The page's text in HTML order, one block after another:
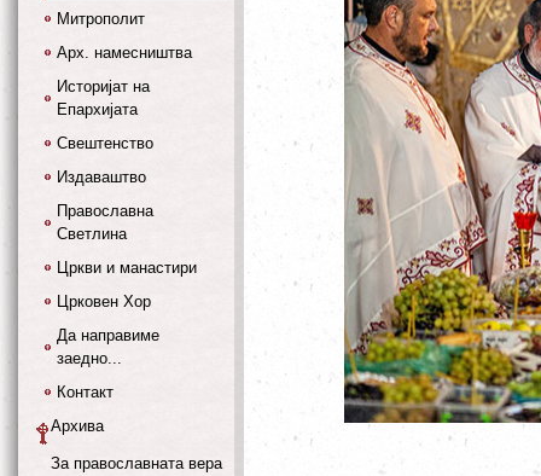
Митрополит
Арх. намесништва
Историјат на
Епархијата
Свештенство
Издаваштво
Православна
Светлина
Цркви и манастири
Црковен Хор
Да направиме
заедно...
Контакт
Архива
За православната вера